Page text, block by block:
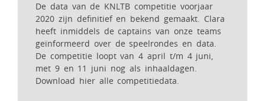
De data van de KNLTB competitie voorjaar
2020 zijn definitief en bekend gemaakt. Clara
heeft inmiddels de captains van onze teams
geïnformeerd over de speelrondes en data.
De competitie loopt van 4 april t/m 4 juni,
met 9 en 11 juni nog als inhaaldagen.
Download hier alle competitiedata.